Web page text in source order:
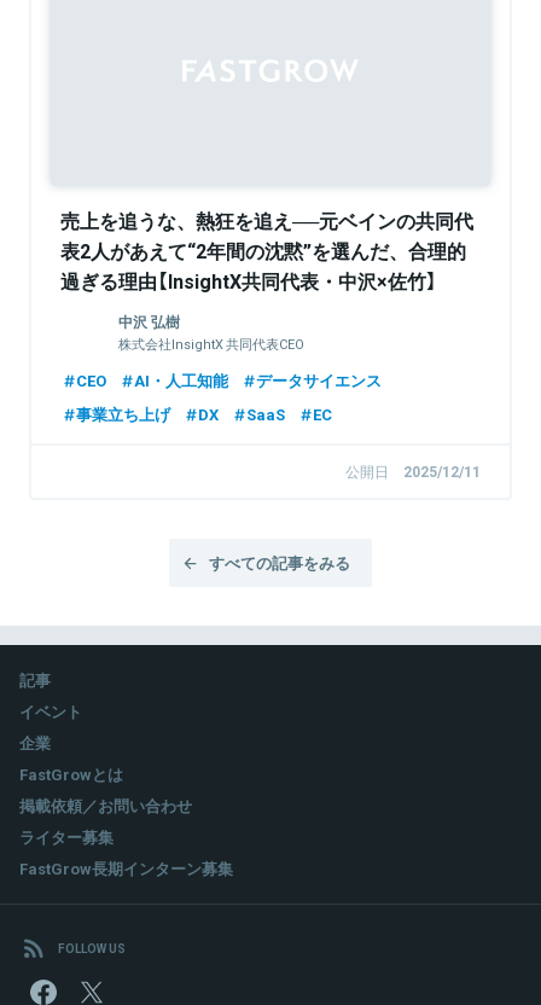
売上を追うな、熱狂を追え──元ベインの共同代
表2人があえて“2年間の沈黙”を選んだ、合理的
過ぎる理由【InsightX共同代表・中沢×佐竹】
中沢 弘樹
株式会社InsightX 共同代表CEO
CEO AI・人工知能
データサイエンス
事業立ち上げ
DX SaaS EC
公開日 2025/12/11
すべての記事をみる
記事
イベント
企業
FastGrowとは
掲載依頼／お問い合わせ
ライター募集
FastGrow長期インターン募集
FOLLOW US